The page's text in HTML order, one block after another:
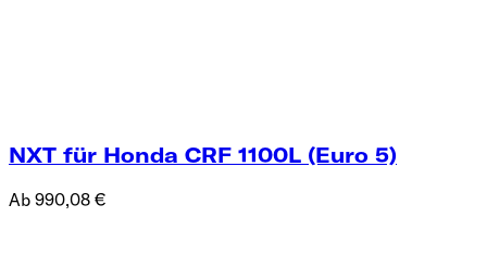
NXT für Honda CRF 1100L (Euro 5)
Ab 990,08 €